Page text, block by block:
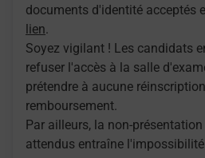
documents d'identité acceptés
lien.
Soyez vigilant ! Les candidats
refuser l'accès à la salle
prétendre à aucune
remboursement.
Par ailleurs, la non-
attendus entraîne